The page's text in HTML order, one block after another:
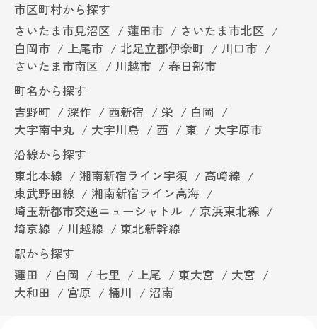
市区町村から探す
さいたま市見沼区
蓮田市
さいたま市北区
白岡市
上尾市 北足立郡伊奈町
川口市
さいたま市南区
川越市
春日部市
町名から探す
吉野町
深作 西新宿 栄
白岡
大字南中丸
大字川島 西 東
大字原市
沿線から探す
東北本線
湘南新宿ライン宇須
高崎線
東武野田線
湘南新宿ライン高海
埼玉新都市交通ニューシャトル
京浜東北線
埼京線
川越線
東北新幹線
駅から探す
蓮田
白岡 七里 上尾 東大宮
大宮
大和田
宮原 桶川 沼南